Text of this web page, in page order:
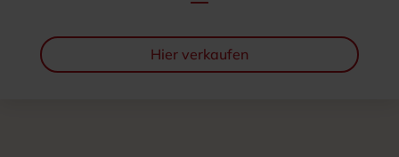
Hier verkaufen